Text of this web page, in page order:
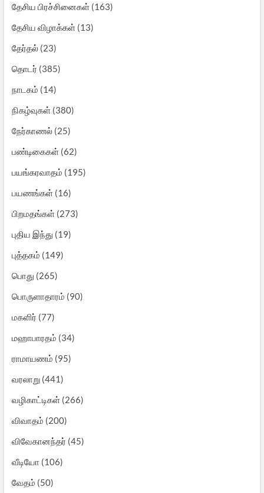
தேசிய பிரச்சினைகள்(163)
தேசிய விழாக்கள்(13)
தேர்தல்(23)
தொடர் (385)
நாடகம் (14)
நிகழ்வுகள்(380)
நேர்காணல்(25)
பண்டிகைகள்(62)
பயங்கரவாதம் (195)
பயணங்கள்(16)
பிறமதங்கள்(273)
புதிய இந்து (19)
புத்தகம் (149)
பொது (265)
பொருளாதாரம் (90)
மகளிர் (77)
மஹாபாரதம் (34)
ராமாயணம் (95)
வரலாறு(441)
வழிகாட்டிகள்(266)
விவாதம் (200)
விவேகானந்தர் (45)
வீடியோ (106)
வேதம் (50)